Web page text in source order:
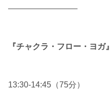
————————–
『チャクラ・フロー・ヨガ』
13:30-14:45（75分）